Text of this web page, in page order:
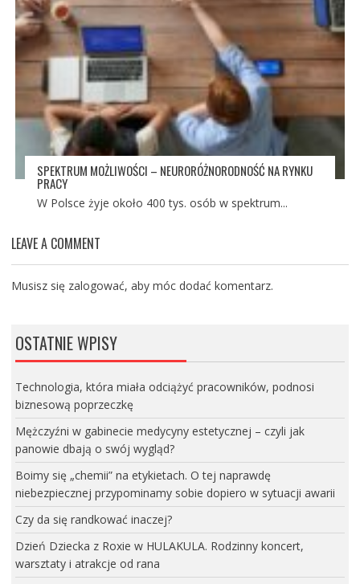
SPEKTRUM MOŻLIWOŚCI – NEURORÓŻNORODNOŚĆ NA RYNKU
PRACY
W Polsce żyje około 400 tys. osób w spektrum...
LEAVE A COMMENT
Musisz się zalogować, aby móc dodać komentarz.
OSTATNIE WPISY
Technologia, która miała odciążyć pracowników, podnosi
biznesową poprzeczkę
Mężczyźni w gabinecie medycyny estetycznej – czyli jak
panowie dbają o swój wygląd?
Boimy się „chemii” na etykietach. O tej naprawdę
niebezpiecznej przypominamy sobie dopiero w sytuacji awarii
Czy da się randkować inaczej?
Dzień Dziecka z Roxie w HULAKULA. Rodzinny koncert,
warsztaty i atrakcje od rana